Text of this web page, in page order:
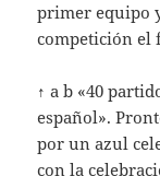
primer equipo
competición el
↑ a b «40
español».
por un azul
con la